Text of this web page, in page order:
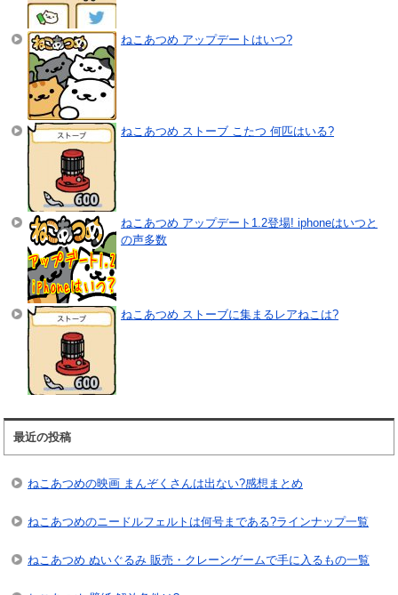
ねこあつめ アップデートはいつ?
ねこあつめ ストーブ こたつ 何匹はいる?
ねこあつめ アップデート1.2登場! iphoneはいつと
の声多数
ねこあつめ ストーブに集まるレアねこは?
最近の投稿
ねこあつめの映画 まんぞくさんは出ない?感想まとめ
ねこあつめのニードルフェルトは何号まである?ラインナップ一覧
ねこあつめ ぬいぐるみ 販売・クレーンゲームで手に入るもの一覧